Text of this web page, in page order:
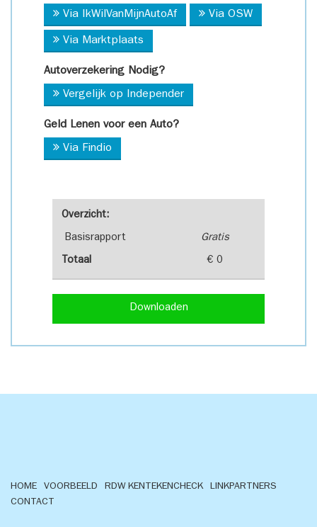
Overzicht:
Basisrapport Gratis
Totaal € 0
Downloaden
Via IkWilVanMijnAutoAf Via OSW
Via Marktplaats
Autoverzekering Nodig?
Vergelijk op Independer
Geld Lenen voor een Auto?
Via Findio
HOME VOORBEELD RDW KENTEKENCHECK
LINKPARTNERS
CONTACT